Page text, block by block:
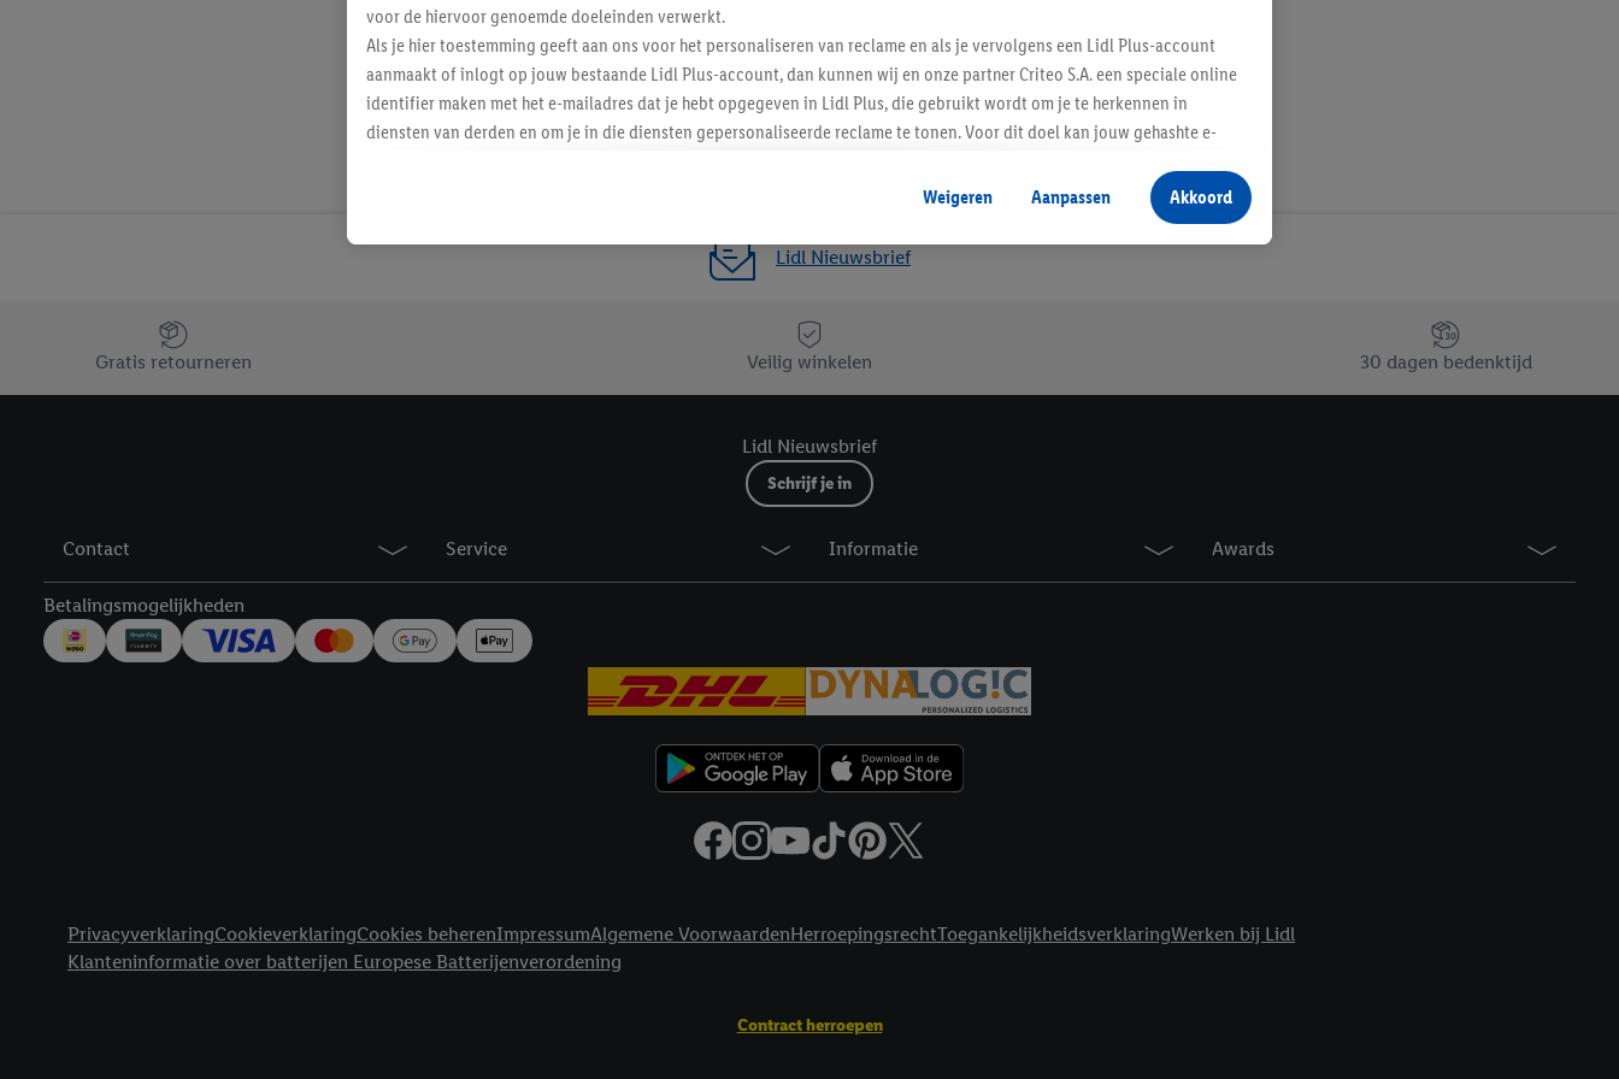
Lidl Nieuwsbrief
Jouw voordelen bij ons als Lidl webshop klant
Gratis retourneren
Veilig winkelen 30 dagen bedenktijd
Lidl Nieuwsbrief
Schrijf je in
Contact Service Informatie Awards
Betalingsmogelijkheden
PrivacyverklaringCookieverklaringCookies beherenImpressumAlgemene VoorwaardenHerroepingsrechtToegankelijkheidsverklaringWerken bij Lidl
Klanteninformatie over batterijen Europese Batterijenverordening
Contract herroepen
voor de hiervoor genoemde doeleinden verwerkt.
Als je hier toestemming geeft aan ons voor het personaliseren van reclame en als je vervolgens een Lidl Plus-account
aanmaakt of inlogt op jouw bestaande Lidl Plus-account, dan kunnen wij en onze partner Criteo S.A. een speciale online
identifier maken met het e-mailadres dat je hebt opgegeven in Lidl Plus, die gebruikt wordt om je te herkennen in
diensten van derden en om je in die diensten gepersonaliseerde reclame te tonen. Voor dit doel kan jouw gehashte e-
Als je hiervoor toestemming geeft, dan kunnen retargeting advertenties worden weergegeven voor producten waarin je
eerder interesse hebt getoond (bijvoorbeeld door het product in een winkelmandje van een online winkel te plaatsen
maar het niet te kopen). De retargeting advertenties kunnen op verschillende eindapparaten en binnen verschillende
mailadres en met eventuele andere identifiers of met identifiers waarover Criteo S.A. beschikt, aan jou kunnen worden
Onder "Aanpassen" kun je aangeven met welke cookies en vergelijkbare technieken en met welke
Door te klikken op "Weigeren", kies je voor de optie dat er enkel technisch noodzakelijke cookies en vergelijkbare
Door op "Akkoord" te klikken, stem je in met alle verwerkingen voor alle bovengenoemde doeleinden. Meer informatie,
Weigeren Aanpassen Akkoord